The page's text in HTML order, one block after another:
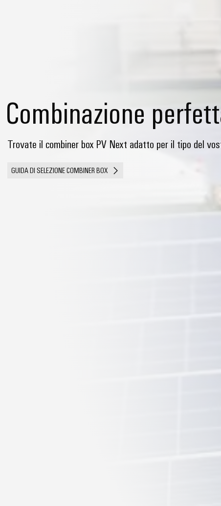
Combinazione
Trovate il combiner box PV Next adatto per il tipo del
GUIDA DI SELEZIONE COMBINER BOX